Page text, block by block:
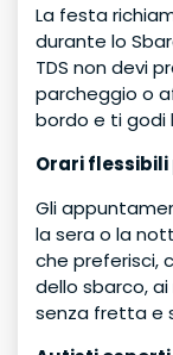
La festa
durante lo
TDS non devi
parcheggio o
bordo e ti godi
Orari
Gli
la sera o la
che preferisci,
dello sbarco,
senza fretta e